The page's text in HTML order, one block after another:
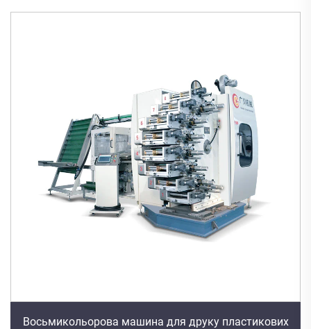
Восьмикольорова машина для друку пластикових